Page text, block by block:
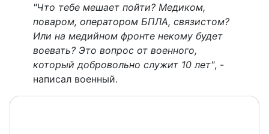
"Что тебе мешает пойти? Медиком,
поваром, оператором БПЛА, связистом?
Или на медийном фронте некому будет
воевать? Это вопрос от военного,
который добровольно служит 10 лет", -
написал военный.